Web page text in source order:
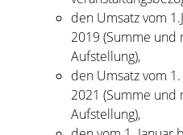
den Umsatz vom
2019 (Summe und
Aufstellung),
den Umsatz vom 1.
2021 (Summe und
Aufstellung),